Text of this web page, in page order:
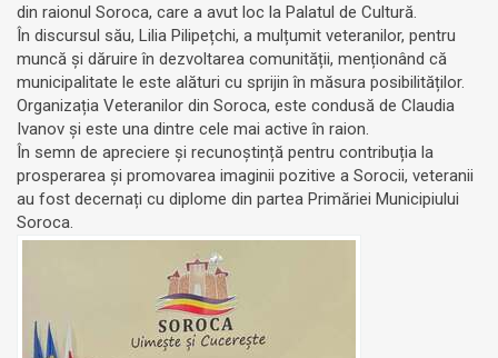
din raionul Soroca, care a avut loc la Palatul de Cultură.
În discursul său, Lilia Pilipețchi, a mulțumit veteranilor, pentru
muncă și dăruire în dezvoltarea comunității, menționând că
municipalitate le este alături cu sprijin în măsura posibilităților.
Organizația Veteranilor din Soroca, este condusă de Claudia
Ivanov și este una dintre cele mai active în raion.
În semn de apreciere și recunoștință pentru contribuția la
prosperarea și promovarea imaginii pozitive a Sorocii, veteranii
au fost decernați cu diplome din partea Primăriei Municipiului
Soroca.